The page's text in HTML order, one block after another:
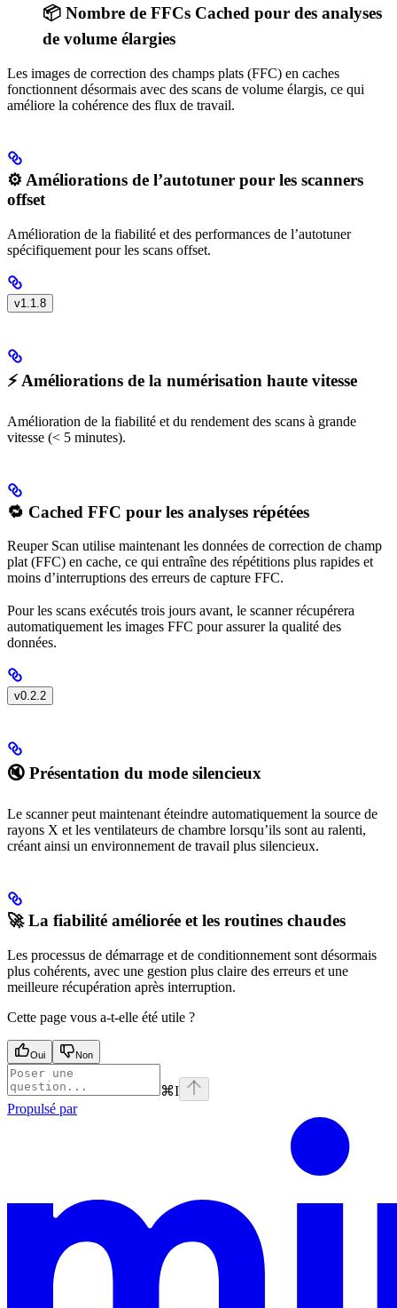
📦 Nombre de FFCs Cached pour des analyses
de volume élargies
Les images de correction des champs plats (FFC) en caches
fonctionnent désormais avec des scans de volume élargis, ce qui
améliore la cohérence des flux de travail.
⚙️ Améliorations de l’autotuner pour les scanners
offset
Amélioration de la fiabilité et des performances de l’autotuner
spécifiquement pour les scans offset.
v1.1.8
⚡ Améliorations de la numérisation haute vitesse
Amélioration de la fiabilité et du rendement des scans à grande
vitesse (< 5 minutes).
🔁 Cached FFC pour les analyses répétées
Reuper Scan utilise maintenant les données de correction de champ
plat (FFC) en cache, ce qui entraîne des répétitions plus rapides et
moins d’interruptions des erreurs de capture FFC.
Pour les scans exécutés trois jours avant, le scanner récupérera
automatiquement les images FFC pour assurer la qualité des
données.
v0.2.2
🔇 Présentation du mode silencieux
Le scanner peut maintenant éteindre automatiquement la source de
rayons X et les ventilateurs de chambre lorsqu’ils sont au ralenti,
créant ainsi un environnement de travail plus silencieux.
🚀 La fiabilité améliorée et les routines chaudes
Les processus de démarrage et de conditionnement sont désormais
plus cohérents, avec une gestion plus claire des erreurs et une
meilleure récupération après interruption.
Cette page vous a-t-elle été utile ?
Oui Non
⌘I
Propulsé par